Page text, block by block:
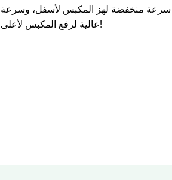
سرعة منخفضة لهز المكبس لأسفل، وسرعة
عالية لرفع المكبس لأعلى!